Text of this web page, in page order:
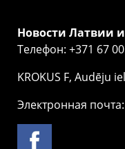
Новости Латвии
Телефон: +371 67
KROKUS F, Audēju
Электронная